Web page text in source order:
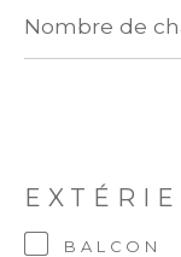
de
chambres
maximum
BALCON